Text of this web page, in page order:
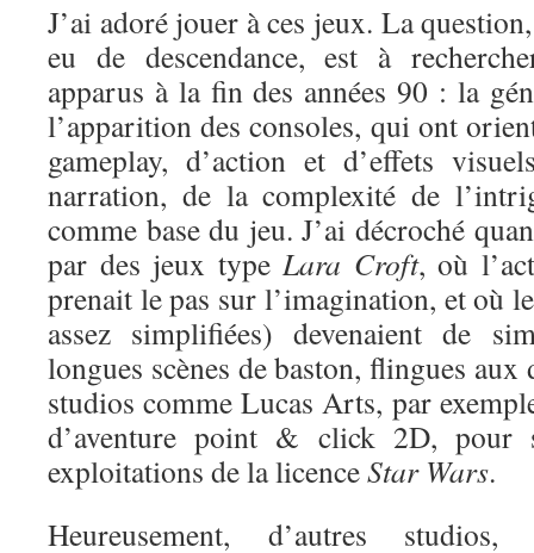
J’ai adoré jouer à ces jeux. La
eu de descendance, est à
apparus à la fin des années 90 : la
l’apparition des consoles, qui ont
gameplay, d’action et d’effets
narration, de la complexité de
comme base du jeu. J’ai décroché
par des jeux type Lara Croft, où
prenait le pas sur l’imagination, et où
assez simplifiées) devenaient de
longues scènes de baston, flingues
studios comme Lucas Arts, par
d’aventure point & click 2D, pour
exploitations de la licenceStar Wars.
Heureusement, d’autres